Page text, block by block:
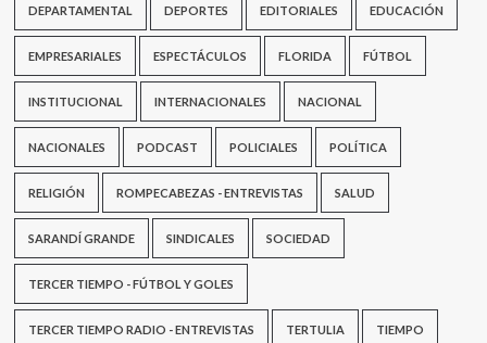
DEPARTAMENTAL DEPORTES EDITORIALES EDUCACIÓN
EMPRESARIALES ESPECTÁCULOS FLORIDA FÚTBOL
INSTITUCIONAL INTERNACIONALES NACIONAL
NACIONALES PODCAST POLICIALES POLÍTICA
RELIGIÓN ROMPECABEZAS - ENTREVISTAS SALUD
SARANDÍ GRANDE SINDICALES SOCIEDAD
TERCER TIEMPO - FÚTBOL Y GOLES
TERCER TIEMPO RADIO - ENTREVISTAS TERTULIA TIEMPO